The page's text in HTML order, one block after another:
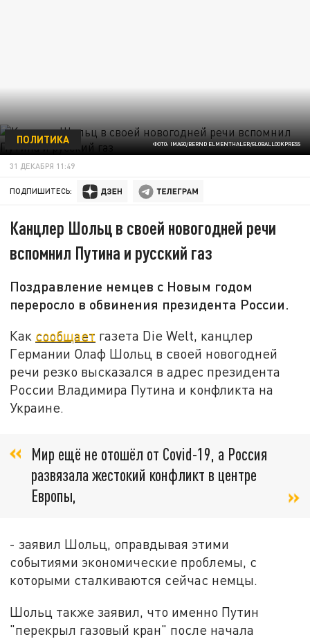
ФОТО: IMAGO/BERND ELMENTHALER/GLOBALLOOKPRESS
ПОЛИТИКА
31 ДЕКАБРЯ 11:49
ПОДПИШИТЕСЬ:
Канцлер Шольц в своей новогодней речи
вспомнил Путина и русский газ
Поздравление немцев с Новым годом
переросло в обвинения президента России.
Как сообщает газета Die Welt, канцлер
Германии Олаф Шольц в своей новогодней
речи резко высказался в адрес президента
России Владимира Путина и конфликта на
Украине.
Мир ещё не отошёл от Covid-19, а Россия
развязала жестокий конфликт в центре
Европы,
- заявил Шольц, оправдывая этими
событиями экономические проблемы, с
которыми сталкиваются сейчас немцы.
Шольц также заявил, что именно Путин
"перекрыл газовый кран" после начала